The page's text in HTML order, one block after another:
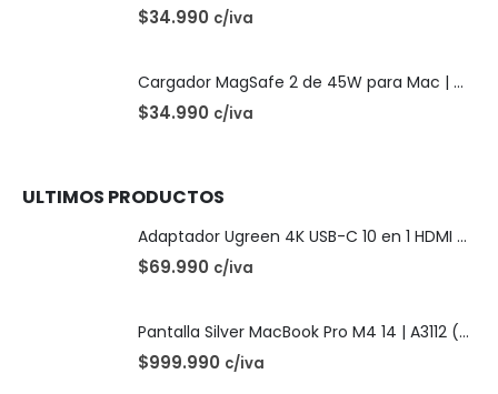
$34.990 c/iva
Cargador MagSafe 2 de 45W para Mac | OEM
$34.990 c/iva
ULTIMOS PRODUCTOS
Adaptador Ugreen 4K USB-C 10 en 1 HDMI USB-C
$69.990 c/iva
Pantalla Silver MacBook Pro M4 14 | A3112 (2024)
$999.990 c/iva